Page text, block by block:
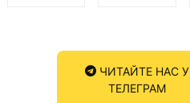
ЧИТАЙТЕ НАС У
ТЕЛЕГРАМ